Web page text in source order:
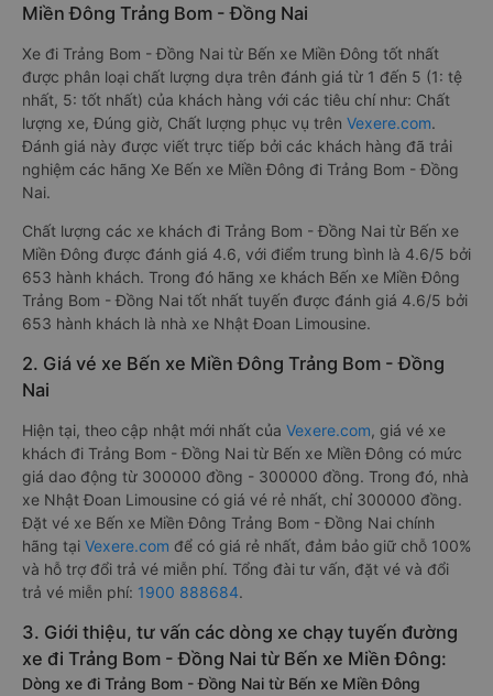
Miền Đông Trảng Bom - Đồng Nai
Xe đi Trảng Bom - Đồng Nai từ Bến xe Miền Đông tốt nhất
được phân loại chất lượng dựa trên đánh giá từ 1 đến 5 (1: tệ
nhất, 5: tốt nhất) của khách hàng với các tiêu chí như: Chất
lượng xe, Đúng giờ, Chất lượng phục vụ trên Vexere.com.
Đánh giá này được viết trực tiếp bởi các khách hàng đã trải
nghiệm các hãng Xe Bến xe Miền Đông đi Trảng Bom - Đồng
Nai.
Chất lượng các xe khách đi Trảng Bom - Đồng Nai từ Bến xe
Miền Đông được đánh giá 4.6, với điểm trung bình là 4.6/5 bởi
653 hành khách. Trong đó hãng xe khách Bến xe Miền Đông
Trảng Bom - Đồng Nai tốt nhất tuyến được đánh giá 4.6/5 bởi
653 hành khách là nhà xe Nhật Đoan Limousine.
2. Giá vé xe Bến xe Miền Đông Trảng Bom - Đồng
Nai
Hiện tại, theo cập nhật mới nhất của Vexere.com, giá vé xe
khách đi Trảng Bom - Đồng Nai từ Bến xe Miền Đông có mức
giá dao động từ 300000 đồng - 300000 đồng. Trong đó, nhà
xe Nhật Đoan Limousine có giá vé rẻ nhất, chỉ 300000 đồng.
Đặt vé xe Bến xe Miền Đông Trảng Bom - Đồng Nai chính
hãng tại Vexere.com để có giá rẻ nhất, đảm bảo giữ chỗ 100%
và hỗ trợ đổi trả vé miễn phí. Tổng đài tư vấn, đặt vé và đổi
trả vé miễn phí: 1900 888684.
3. Giới thiệu, tư vấn các dòng xe chạy tuyến đường
xe đi Trảng Bom - Đồng Nai từ Bến xe Miền Đông:
Dòng xe đi Trảng Bom - Đồng Nai từ Bến xe Miền Đông